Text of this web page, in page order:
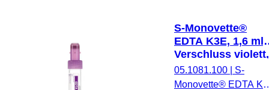
Etikett/Druck: violett,
Stück/Karton, steril
S-Monovette®
EDTA K3E, 1,6 ml,
Verschluss violett,
(LxØ): 66 x 11
mit Papieretikett
05.1081.100
S-
Monovette® EDTA